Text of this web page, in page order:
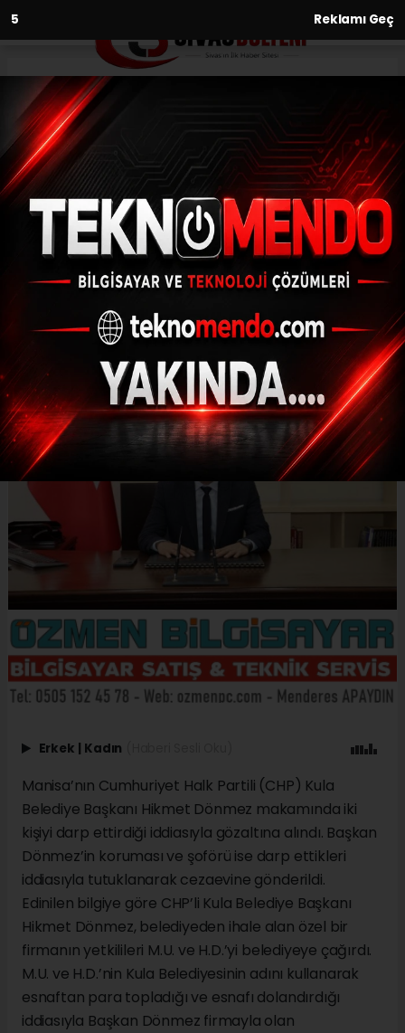
3 Reklamı Geç
Anasayfa Asayiş
CHP’li belediye başkanı
gözaltına alındı
(İHA) - İhlas Haber Ajansı | 30.06.2024 - 02:01, Güncelleme:
30.06.2024 - 01:35
CHP’li belediye başkanı gözaltına alındı
Erkek | Kadın
Manisa’nın Cumhuriyet Halk Partili (CHP) Kula
Belediye Başkanı Hikmet Dönmez makamında iki
kişiyi darp ettirdiği iddiasıyla gözaltına alındı. Başkan
Dönmez’in koruması ve şoförü ise darp ettikleri
iddiasıyla tutuklanarak cezaevine gönderildi.
Edinilen bilgiye göre CHP’li Kula Belediye Başkanı
Hikmet Dönmez, belediyeden ihale alan özel bir
firmanın yetkilileri M.U. ve H.D.’yi belediyeye çağırdı.
M.U. ve H.D.’nin Kula Belediyesinin adını kullanarak
esnaftan para topladığı ve esnafı dolandırdığı
iddiasıyla Başkan Dönmez firmayla olan